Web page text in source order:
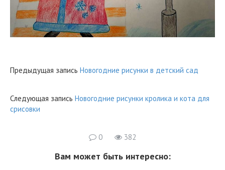
Предыдущая запись Новогодние рисунки в детский сад
Следующая запись Новогодние рисунки кролика и кота для
срисовки
0 382
Вам может быть интересно: